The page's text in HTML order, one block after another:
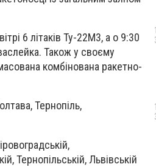
6 літаків Ту-22М3, а о 9:30
Також у своєму
комбінована ракетно-
Тернопіль,
Тернопільській, Львівській